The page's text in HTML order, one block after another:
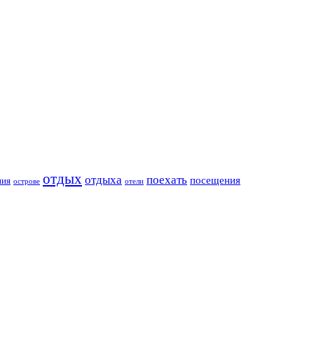
острове отдых отдыха отели поехать посещения